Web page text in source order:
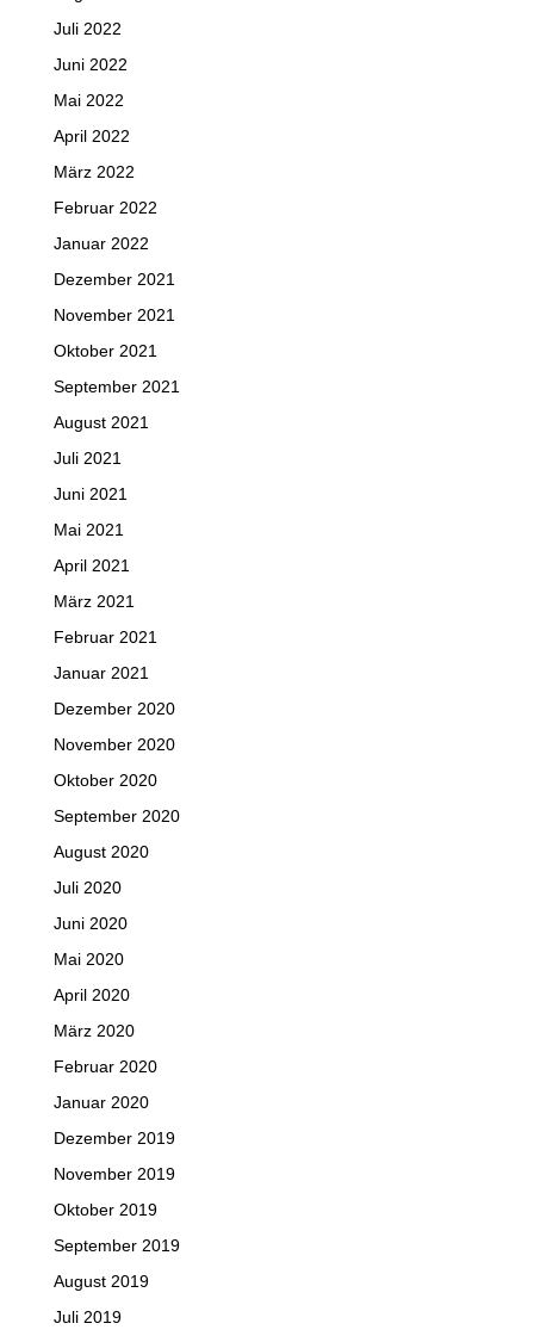
Juli 2022
Juni 2022
Mai 2022
April 2022
März 2022
Februar 2022
Januar 2022
Dezember 2021
November 2021
Oktober 2021
September 2021
August 2021
Juli 2021
Juni 2021
Mai 2021
April 2021
März 2021
Februar 2021
Januar 2021
Dezember 2020
November 2020
Oktober 2020
September 2020
August 2020
Juli 2020
Juni 2020
Mai 2020
April 2020
März 2020
Februar 2020
Januar 2020
Dezember 2019
November 2019
Oktober 2019
September 2019
August 2019
Juli 2019